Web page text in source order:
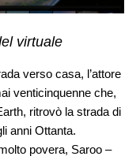
virtuale
verso casa, l’attore
venticinquenne che,
ritrovò la strada di
anni Ottanta.
povera, Saroo –